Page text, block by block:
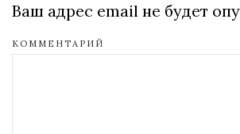
Ваш адрес email не будет
КОММЕНТАРИЙ